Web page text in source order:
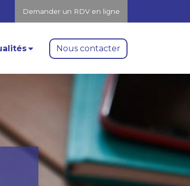
Demander un RDV en ligne
Nous contacter